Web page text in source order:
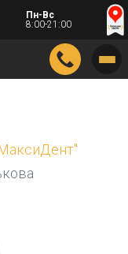
Пн-Вс
8:00-21:00